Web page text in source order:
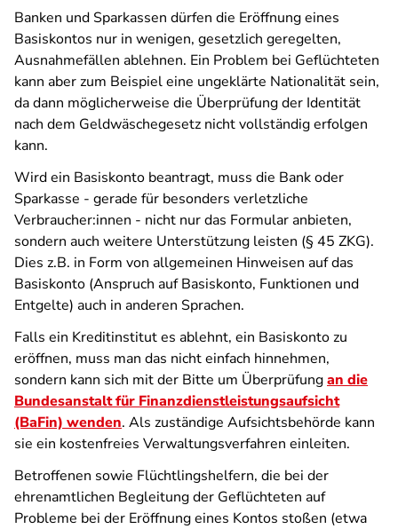
Banken und Sparkassen dürfen die Eröffnung eines
Basiskontos nur in wenigen, gesetzlich geregelten,
Ausnahmefällen ablehnen. Ein Problem bei Geflüchteten
kann aber zum Beispiel eine ungeklärte Nationalität sein,
da dann möglicherweise die Überprüfung der Identität
nach dem Geldwäschegesetz nicht vollständig erfolgen
kann.
Wird ein Basiskonto beantragt, muss die Bank oder
Sparkasse - gerade für besonders verletzliche
Verbraucher:innen - nicht nur das Formular anbieten,
sondern auch weitere Unterstützung leisten (§ 45 ZKG).
Dies z.B. in Form von allgemeinen Hinweisen auf das
Basiskonto (Anspruch auf Basiskonto, Funktionen und
Entgelte) auch in anderen Sprachen.
Falls ein Kreditinstitut es ablehnt, ein Basiskonto zu
eröffnen, muss man das nicht einfach hinnehmen,
sondern kann sich mit der Bitte um Überprüfungan die
Bundesanstalt für Finanzdienstleistungsaufsicht
(BaFin) wenden. Als zuständige Aufsichtsbehörde kann
sie ein kostenfreies Verwaltungsverfahren einleiten.
Betroffenen sowie Flüchtlingshelfern, die bei der
ehrenamtlichen Begleitung der Geflüchteten auf
Probleme bei der Eröffnung eines Kontos stoßen (etwa